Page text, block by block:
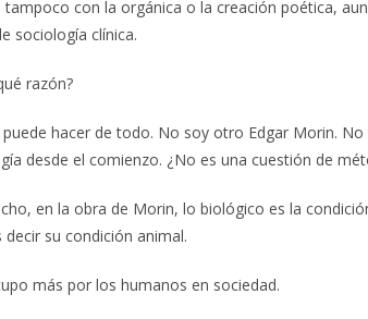
tampoco con la orgánica o la creación poética,
sociología clínica.
razón?
hacer de todo. No soy otro Edgar Morin.
desde el comienzo. ¿No es una cuestión de
en la obra de Morin, lo biológico es la
su condición animal.
más por los humanos en sociedad.